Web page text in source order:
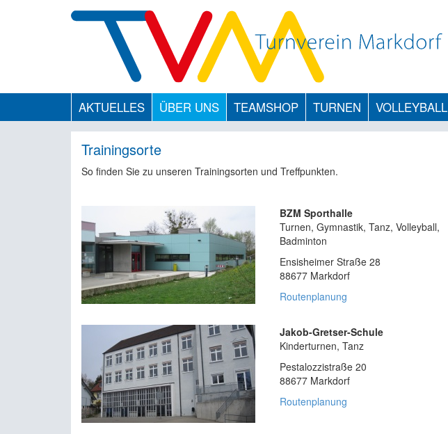
AKTUELLES ÜBER UNS TEAMSHOP TURNEN VOLLEYBALL
Trainingsorte
So finden Sie zu unseren Trainingsorten und Treffpunkten.
BZM Sporthalle
Turnen, Gymnastik, Tanz, Volleyball,
Badminton
Ensisheimer Straße 28
88677 Markdorf
Routenplanung
Jakob-Gretser-Schule
Kinderturnen, Tanz
Pestalozzistraße 20
88677 Markdorf
Routenplanung